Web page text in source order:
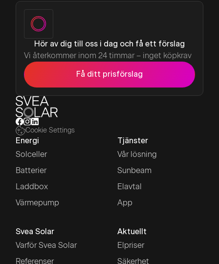
Hör av dig till oss i dag och få ett förslag
Vi återkommer inom 24 timmar – inget köpkrav
Få ditt prisförslag
Cookie Settings
Energi
Solceller
Batterier
Laddbox
Värmepump
Tjänster
Vår lösning
Sunbeam
Elavtal
App
Svea Solar
Varför Svea Solar
Referenser
Aktuellt
Elpriser
Säkerhet